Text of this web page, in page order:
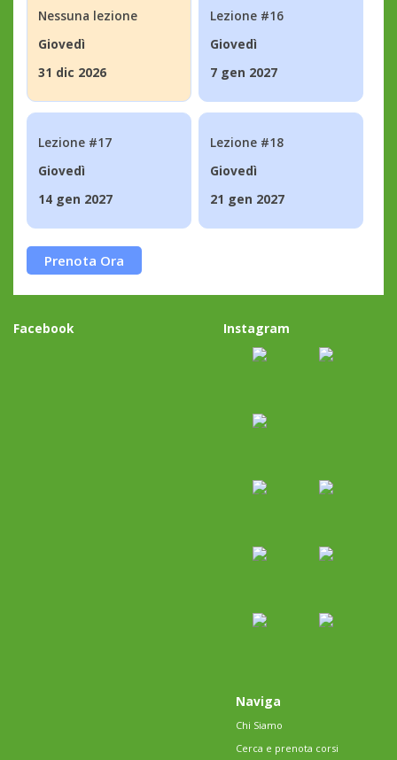
Nessuna lezione
Giovedì
31 dic 2026
Lezione #16
Giovedì
7 gen 2027
Lezione #17
Giovedì
14 gen 2027
Lezione #18
Giovedì
21 gen 2027
Prenota Ora
Facebook Instagram
Naviga
Chi Siamo
Cerca e prenota corsi